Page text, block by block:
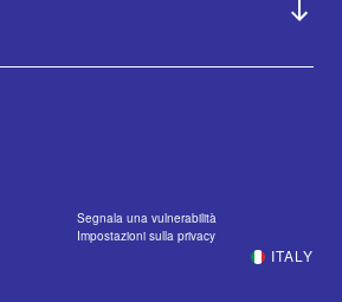
Segnala una vulnerabilità
Impostazioni sulla privacy
ITALY